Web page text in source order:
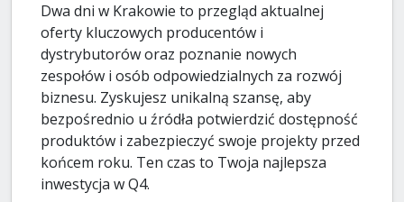
Dwa dni w Krakowie to przegląd aktualnej
oferty kluczowych producentów i
dystrybutorów oraz poznanie nowych
zespołów i osób odpowiedzialnych za rozwój
biznesu. Zyskujesz unikalną szansę, aby
bezpośrednio u źródła potwierdzić dostępność
produktów i zabezpieczyć swoje projekty przed
końcem roku. Ten czas to Twoja najlepsza
inwestycja w Q4.